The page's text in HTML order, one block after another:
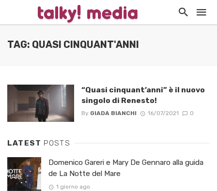
TAG: QUASI CINQUANT'ANNI
“Quasi cinquant’anni” è il nuovo
singolo di Renesto!
By GIADA BIANCHI 16/07/2021 0
LATEST POSTS
Domenico Gareri e Mary De Gennaro alla guida
de La Notte del Mare
1 giorno ago